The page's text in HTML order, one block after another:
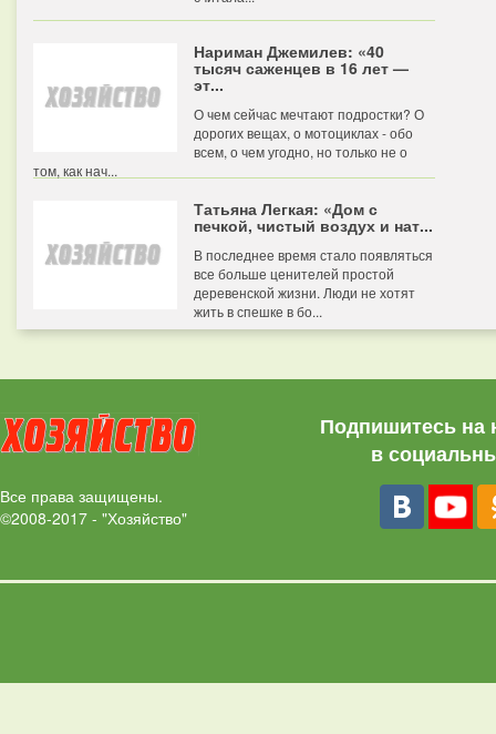
Нариман Джемилев: «40
тысяч саженцев в 16 лет —
эт...
О чем сейчас мечтают подростки? О
дорогих вещах, о мотоциклах - обо
всем, о чем угодно, но только не о
том, как нач...
Татьяна Легкая: «Дом с
печкой, чистый воздух и нат...
В последнее время стало появляться
все больше ценителей простой
деревенской жизни. Люди не хотят
жить в спешке в бо...
Все права защищены.
©2008-2017 - "Хозяйство"
Подпишитесь на
в